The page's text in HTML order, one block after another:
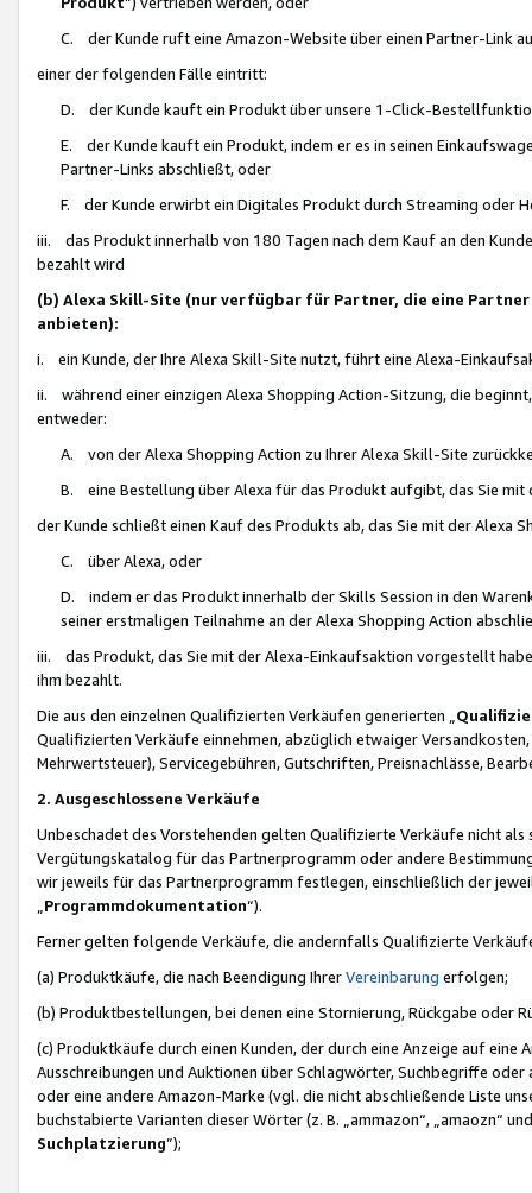
C. der Kunde ruft eine Amazon-Website über einen Partner-Link
einer der folgenden Fälle eintritt:
D. der Kunde kauft ein Produkt über unsere 1-Click-
E. der Kunde kauft ein Produkt, indem er es in seinen
Partner-Links abschließt, oder
F. der Kunde erwirbt ein Digitales Produkt durch Streaming oder
iii. das Produkt innerhalb von 180 Tagen nach dem Kauf an den
bezahlt wird
(b) Alexa Skill-Site (nur verfügbar für Partner, die eine
anbieten):
i. ein Kunde, der Ihre Alexa Skill-Site nutzt, führt eine Alexa-
ii. während einer einzigen Alexa Shopping Action-Sitzung, die
entweder:
A. von der Alexa Shopping Action zu Ihrer Alexa Skill-Site
B. eine Bestellung über Alexa für das Produkt aufgibt, das Sie mit
der Kunde schließt einen Kauf des Produkts ab, das Sie mit der Alexa
C. über Alexa, oder
D. indem er das Produkt innerhalb der Skills Session in den
seiner erstmaligen Teilnahme an der Alexa Shopping Action
iii. das Produkt, das Sie mit der Alexa-Einkaufsaktion vorgestellt
ihm bezahlt.
Die aus den einzelnen Qualifizierten Verkäufen generierten „
Qualifizierten Verkäufe einnehmen, abzüglich etwaiger
Mehrwertsteuer), Servicegebühren, Gutschriften, Preisnachlässe,
2. Ausgeschlossene Verkäufe
Unbeschadet des Vorstehenden gelten Qualifizierte Verkäufe nicht
Vergütungskatalog für das Partnerprogramm oder andere
wir jeweils für das Partnerprogramm festlegen, einschließlich der
Programmdokumentation“).
Ferner gelten folgende Verkäufe, die andernfalls Qualifizierte
(a) Produktkäufe, die nach Beendigung IhrerVereinbarung erfolgen;
(b) Produktbestellungen, bei denen eine Stornierung, Rückgabe oder
(c) Produktkäufe durch einen Kunden, der durch eine Anzeige auf
Ausschreibungen und Auktionen über Schlagwörter, Suchbegriffe
oder eine andere Amazon-Marke (vgl. die nicht abschließende Liste
buchstabierte Varianten dieser Wörter (z. B. „ammazon“, „amaozn“
Suchplatzierung”);